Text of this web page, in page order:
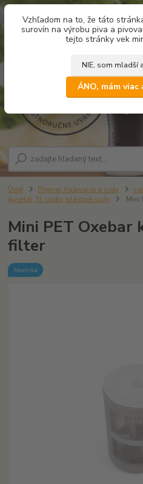
Vzhľadom na to, že táto
surovín na výrobu piva a
tejto stránky vek
NIE, som mladší
ÁNO, mám
Úvod Plnenie, fľašovanie a sudy
(kyveta), 5l súdky, plastové sudy
Mini
Mini PET Oxebar
filter
Novinka